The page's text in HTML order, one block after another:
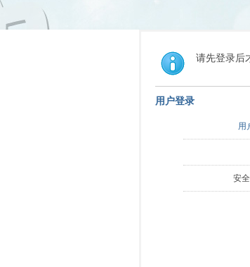
请先登录后
用户登录
用
安